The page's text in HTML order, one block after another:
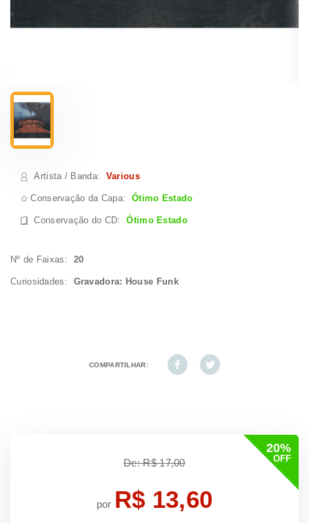
Artista / Banda: Various
Conservação da Capa: Ótimo Estado
Conservação do CD:Ótimo Estado
Nº de Faixas: 20
Curiosidades: Gravadora: House Funk
COMPARTILHAR:
20%
OFF
De: R$ 17,00
por R$ 13,60